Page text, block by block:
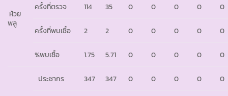
ห้วย
พลู
ครั้งที่ตรวจ 114 35 0 0 0 0 0
ครั้งที่พบเชื้อ 2 2 0 0 0 0 0
%พบเชื้อ 1.75 5.71 0 0 0 0 0
ประชากร 347 347 0 0 0 0 0